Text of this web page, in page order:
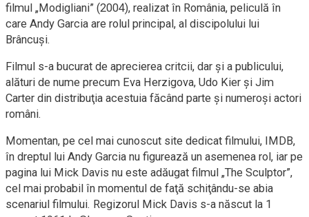
filmul „Modigliani” (2004), realizat în România, peliculă în
care Andy Garcia are rolul principal, al discipolului lui
Brâncuşi.
Filmul s-a bucurat de aprecierea critcii, dar şi a publicului,
alături de nume precum Eva Herzigova, Udo Kier şi Jim
Carter din distribuţia acestuia făcând parte şi numeroşi actori
români.
Momentan, pe cel mai cunoscut site dedicat filmului, IMDB,
în dreptul lui Andy Garcia nu figurează un asemenea rol, iar pe
pagina lui Mick Davis nu este adăugat filmul „The Sculptor”,
cel mai probabil în momentul de faţă schiţându-se abia
scenariul filmului. Regizorul Mick Davis s-a născut la 1